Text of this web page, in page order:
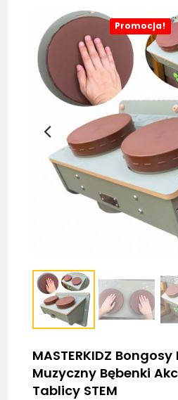
Promocja!
MASTERKIDZ
Muzyczny Bębenki
Tablicy STEM